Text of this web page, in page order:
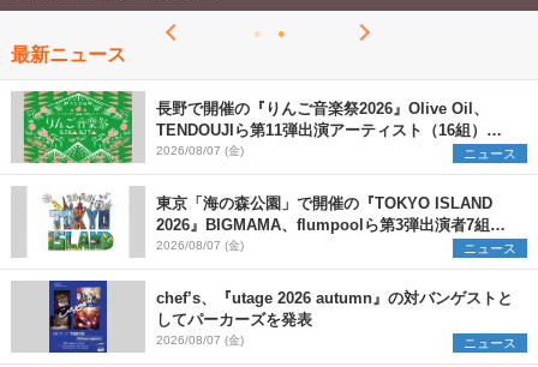
最新ニュース
長野で開催の『りんご音楽祭2026』Olive Oil、
TENDOUJIら第11弾出演アーティスト（16組）を
発表
2026/08/07 (金) ニュース
東京「海の森公園」で開催の『TOKYO ISLAND
2026』BIGMAMA、flumpoolら第3弾出演者7組を
発表 ワークショップ・アート出展者を募集
2026/08/07 (金) ニュース
chef’s、『utage 2026 autumn』の対バンゲストと
してパーカーズを発表
2026/08/07 (金) ニュース